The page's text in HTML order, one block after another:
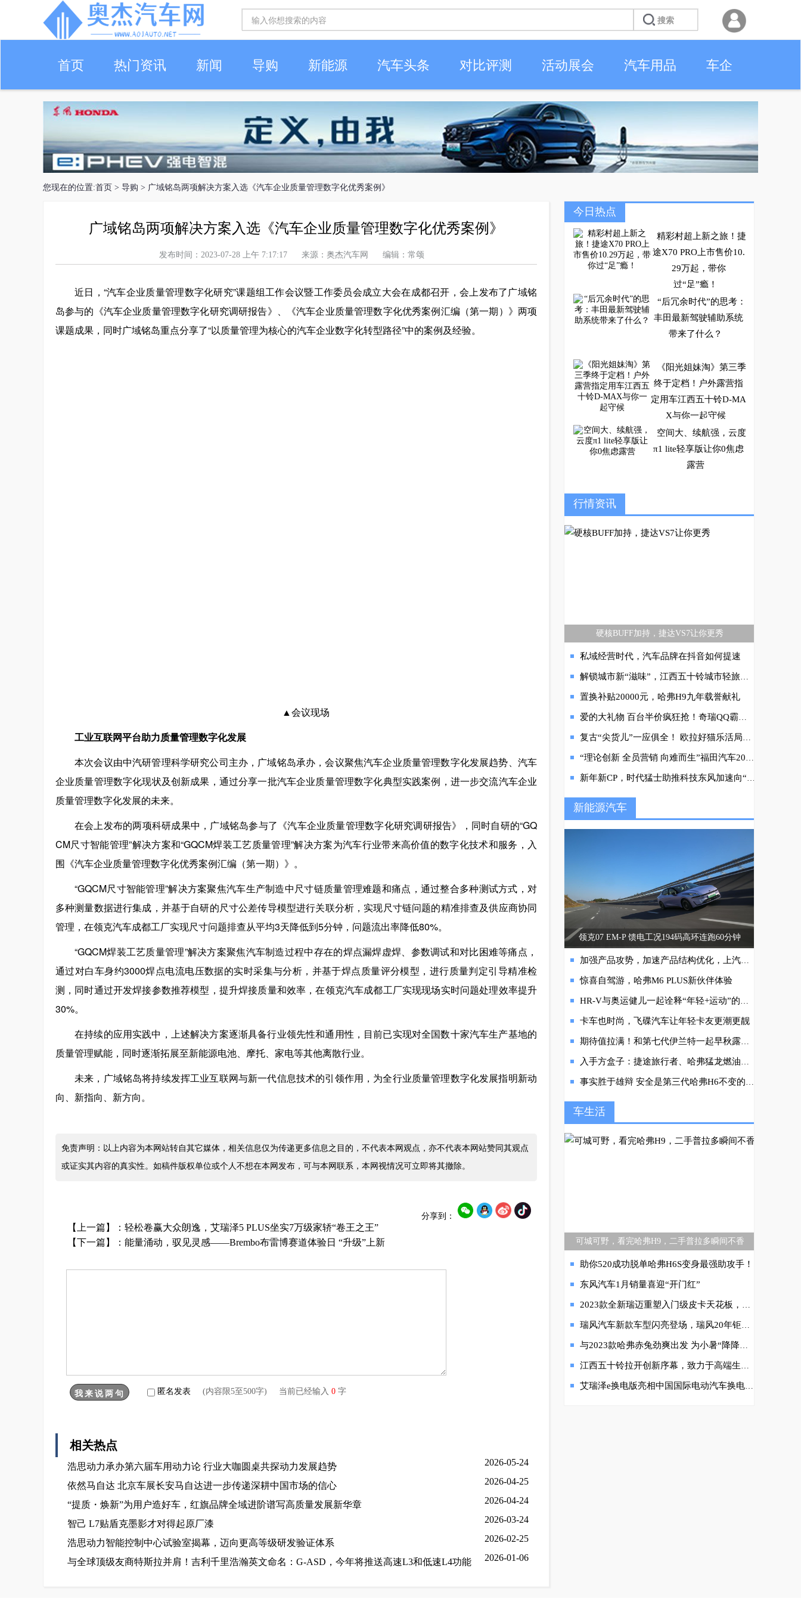
首页 热门资讯 新闻 导购 新能源 汽车头条 对比评测 活动展会 汽车用品 车企
您现在的位置:首页 > 导购 > 广域铭岛两项解决方案入选《汽车企业质量管理数字化优秀案例》
广域铭岛两项解决方案入选《汽车企业质量管理数字化优秀案例》
发布时间：2023-07-28 上午 7:17:17 来源：奥杰汽车网 编辑：常颂
近日，“汽车企业质量管理数字化研究”课题组工作会议暨工作委员会成立大会在成都召开，会上发布了广域铭
岛参与的《汽车企业质量管理数字化研究调研报告》、《汽车企业质量管理数字化优秀案例汇编（第一期）》两项
课题成果，同时广域铭岛重点分享了“以质量管理为核心的汽车企业数字化转型路径”中的案例及经验。
▲会议现场
工业互联网平台助力质量管理数字化发展
本次会议由中汽研管理科学研究公司主办，广域铭岛承办，会议聚焦汽车企业质量管理数字化发展趋势、汽车
企业质量管理数字化现状及创新成果，通过分享一批汽车企业质量管理数字化典型实践案例，进一步交流汽车企业
质量管理数字化发展的未来。
在会上发布的两项科研成果中，广域铭岛参与了《汽车企业质量管理数字化研究调研报告》，同时自研的“GQ
CM尺寸智能管理”解决方案和“GQCM焊装工艺质量管理”解决方案为汽车行业带来高价值的数字化技术和服务，入
围《汽车企业质量管理数字化优秀案例汇编（第一期）》。
“GQCM尺寸智能管理”解决方案聚焦汽车生产制造中尺寸链质量管理难题和痛点，通过整合多种测试方式，对
多种测量数据进行集成，并基于自研的尺寸公差传导模型进行关联分析，实现尺寸链问题的精准排查及供应商协同
管理，在领克汽车成都工厂实现尺寸问题排查从平均3天降低到5分钟，问题流出率降低80%。
“GQCM焊装工艺质量管理”解决方案聚焦汽车制造过程中存在的焊点漏焊虚焊、参数调试和对比困难等痛点，
通过对白车身约3000焊点电流电压数据的实时采集与分析，并基于焊点质量评分模型，进行质量判定引导精准检
测，同时通过开发焊接参数推荐模型，提升焊接质量和效率，在领克汽车成都工厂实现现场实时问题处理效率提升
30%。
在持续的应用实践中，上述解决方案逐渐具备行业领先性和通用性，目前已实现对全国数十家汽车生产基地的
质量管理赋能，同时逐渐拓展至新能源电池、摩托、家电等其他离散行业。
未来，广域铭岛将持续发挥工业互联网与新一代信息技术的引领作用，为全行业质量管理数字化发展指明新动
向、新指向、新方向。
免责声明：以上内容为本网站转自其它媒体，相关信息仅为传递更多信息之目的，不代表本网观点，亦不代表本网站赞同其观点
或证实其内容的真实性。如稿件版权单位或个人不想在本网发布，可与本网联系，本网视情况可立即将其撤除。
分享到：
【上一篇】： 轻松卷赢大众朗逸，艾瑞泽5 PLUS坐实7万级家轿“卷王之王”
【下一篇】： 能量涌动，驭见灵感——Brembo布雷博赛道体验日 “升级”上新
匿名发表 (内容限5至500字) 当前已经输入 0 字
相关热点
浩思动力承办第六届车用动力论 行业大咖圆桌共探动力发展趋势 2026-05-24
依然马自达 北京车展长安马自达进一步传递深耕中国市场的信心 2026-04-25
“提质・焕新”为用户造好车，红旗品牌全域进阶谱写高质量发展新华章 2026-04-24
智己 L7贴盾克墨影才对得起原厂漆 2026-03-24
浩思动力智能控制中心试验室揭幕，迈向更高等级研发验证体系 2026-02-25
与全球顶级友商特斯拉并肩！吉利千里浩瀚英文命名：G-ASD，今年将推送高速L3和低速L4功能 2026-01-06
今日热点
精彩村超上新之旅！捷
途X70 PRO上市售价10.
29万起，带你
过“足”瘾！
“后冗余时代”的思考：
丰田最新驾驶辅助系统
带来了什么？
《阳光姐妹淘》第三季
终于定档！户外露营指
定用车江西五十铃D-MA
X与你一起守候
空间大、续航强，云度
π1 lite轻享版让你0焦虑
露营
省事更省心！奇瑞瑞虎7
PLUS 新能源电掣来袭，
行情资讯
硬核BUFF加持，捷达VS7让你更秀
私域经营时代，汽车品牌在抖音如何提速
解锁城市新“滋味”，江西五十铃城市轻旅驾期首赴贵阳！
置换补贴20000元，哈弗H9九年载誉献礼
爱的大礼物 百台半价疯狂抢！奇瑞QQ霸屏双11
复古“尖货儿”一应俱全！ 欧拉好猫乐活局Vintage市集亮相京城
“理论创新 全员营销 向难而生”福田汽车2024营销大会胜利召开！
新年新CP，时代猛士助推科技东风加速向“新”
新能源汽车
领克07 EM-P 馈电工况194码高环连跑60分钟
加强产品攻势，加速产品结构优化，上汽大众未来可期
惊喜自驾游，哈弗M6 PLUS新伙伴体验
HR-V与奥运健儿一起诠释“年轻+运动”的魅力
卡车也时尚，飞碟汽车让年轻卡友更潮更靓
期待值拉满！和第七代伊兰特一起早秋露营打卡
入手方盒子：捷途旅行者、哈弗猛龙燃油版更该选谁？
事实胜于雄辩 安全是第三代哈弗H6不变的初心和承诺
车生活
可城可野，看完哈弗H9，二手普拉多瞬间不香
助你520成功脱单哈弗H6S变身最强助攻手！
东风汽车1月销量喜迎“开门红”
2023款全新瑞迈重塑入门级皮卡天花板，江西五十铃产品线焕新再出王牌
瑞风汽车新款车型闪亮登场，瑞风20年钜惠福利 买到就是赚到！
与2023款哈弗赤兔劲爽出发 为小暑“降降温”！
江西五十铃拉开创新序幕，致力于高端生活方式
艾瑞泽e换电版亮相中国国际电动汽车换电产业大会 预计九月份上市